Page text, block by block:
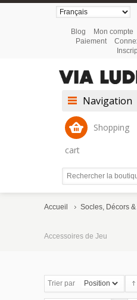
Blog Mon compte
Paiement
Navigation
Shopping
cart
Accueil Socles, Décors
Accessoires de Jeu
Trier par